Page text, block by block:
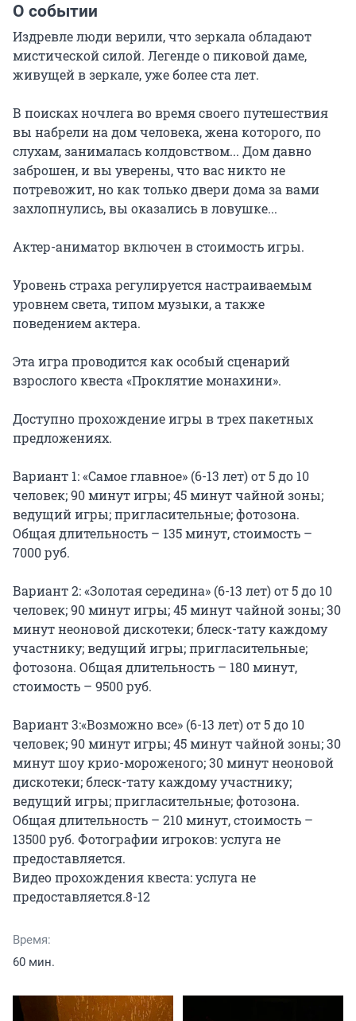
О событии
Издревле люди верили, что зеркала обладают
мистической силой. Легенде о пиковой даме,
живущей в зеркале, уже более ста лет.
В поисках ночлега во время своего путешествия
вы набрели на дом человека, жена которого, по
слухам, занималась колдовством... Дом давно
заброшен, и вы уверены, что вас никто не
потревожит, но как только двери дома за вами
захлопнулись, вы оказались в ловушке...
Актер-аниматор включен в стоимость игры.
Уровень страха регулируется настраиваемым
уровнем света, типом музыки, а также
поведением актера.
Эта игра проводится как особый сценарий
взрослого квеста «Проклятие монахини».
Доступно прохождение игры в трех пакетных
предложениях.
Вариант 1: «Самое главное» (6-13 лет) от 5 до 10
человек; 90 минут игры; 45 минут чайной зоны;
ведущий игры; пригласительные; фотозона.
Общая длительность – 135 минут, стоимость –
7000 руб.
Вариант 2: «Золотая середина» (6-13 лет) от 5 до 10
человек; 90 минут игры; 45 минут чайной зоны; 30
минут неоновой дискотеки; блеск-тату каждому
участнику; ведущий игры; пригласительные;
фотозона. Общая длительность – 180 минут,
стоимость – 9500 руб.
Вариант 3:«Возможно все» (6-13 лет) от 5 до 10
человек; 90 минут игры; 45 минут чайной зоны; 30
минут шоу крио-мороженого; 30 минут неоновой
дискотеки; блеск-тату каждому участнику;
ведущий игры; пригласительные; фотозона.
Общая длительность – 210 минут, стоимость –
13500 руб. Фотографии игроков: услуга не
предоставляется.
Видео прохождения квеста: услуга не
предоставляется.8-12
Время:
60 мин.